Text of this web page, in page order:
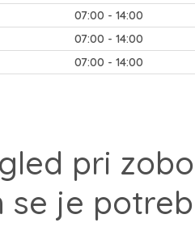
07:00 - 14:00
07:00 - 14:00
07:00 - 14:00
pri
se je